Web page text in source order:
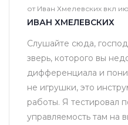
от Иван Хмелевских вкл
ИВАН ХМЕЛЕВСКИХ
Слушайте сюда,
зверь, которого вы
дифференциала и
не игрушки, это
работы. Я тестировал
управляемость там на